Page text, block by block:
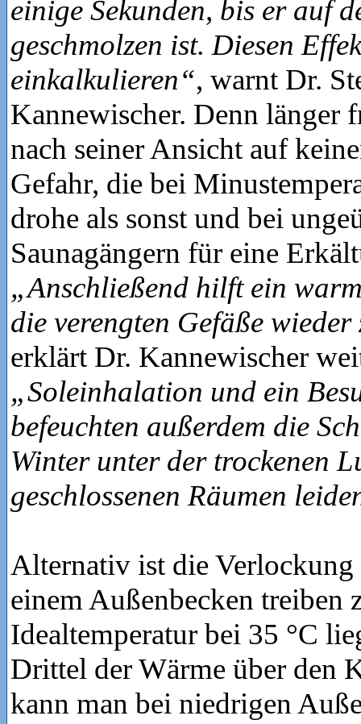
einige Sekunden, bis er auf
geschmolzen ist. Diesen
einkalkulieren“, warnt Dr.
Kannewischer. Denn länger
nach seiner Ansicht auf
Gefahr, die bei
drohe als sonst und bei
Saunagängern für eine
„Anschließend hilft ein
die verengten Gefäße
erklärt Dr. Kannewischer
„Soleinhalation und ein
befeuchten außerdem die
Winter unter der trockenen
geschlossenen Räumen
Alternativ ist die
einem Außenbecken treiben
Idealtemperatur bei 35 °C
Drittel der Wärme über den
kann man bei niedrigen